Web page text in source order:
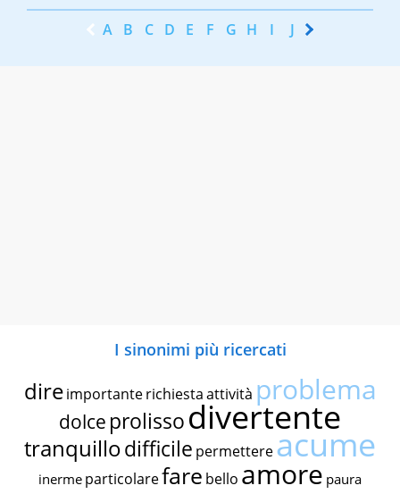
A B C D E F G H I J K
I sinonimi più ricercati
dire importante richiestaattività problema
dolce prolissodivertente
tranquillodifficile permettereacume
inerme particolarefare bello amore paura